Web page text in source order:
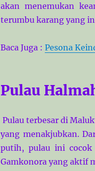
akan menemukan
terumbu karang yang
Baca Juga : Pesona
Pulau
Pulau terbesar di
yang menakjubkan.
putih, pulau ini cocok
Gamkonora yang aktif